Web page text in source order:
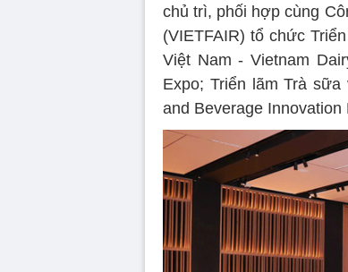
chủ trì, phối hợp cùng
(VIETFAIR) tổ chức
Việt Nam - Vietnam
Expo; Triển lãm Trà
and Beverage Innovation